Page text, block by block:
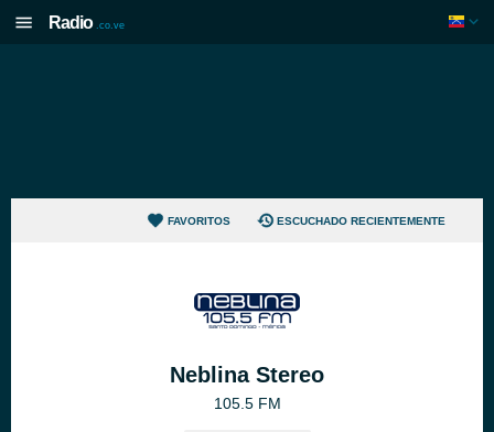
Radio .co.ve
FAVORITOS ESCUCHADO RECIENTEMENTE
Neblina Stereo
105.5 FM